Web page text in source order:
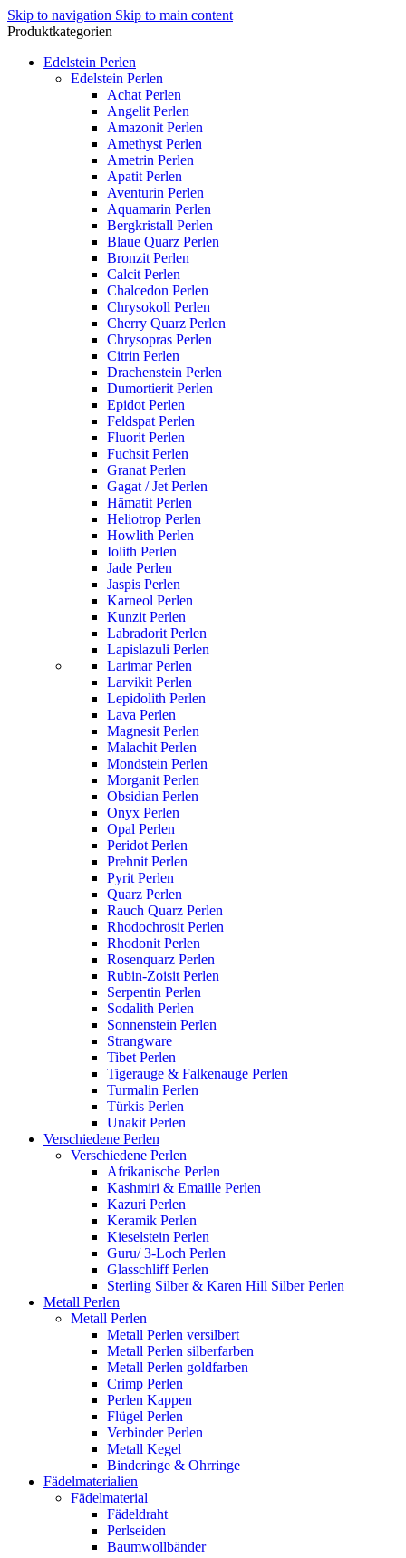
Skip to navigation Skip to main content
Produktkategorien
Edelstein Perlen
Edelstein Perlen
Achat Perlen
Angelit Perlen
Amazonit Perlen
Amethyst Perlen
Ametrin Perlen
Apatit Perlen
Aventurin Perlen
Aquamarin Perlen
Bergkristall Perlen
Blaue Quarz Perlen
Bronzit Perlen
Calcit Perlen
Chalcedon Perlen
Chrysokoll Perlen
Cherry Quarz Perlen
Chrysopras Perlen
Citrin Perlen
Drachenstein Perlen
Dumortierit Perlen
Epidot Perlen
Feldspat Perlen
Fluorit Perlen
Fuchsit Perlen
Granat Perlen
Gagat / Jet Perlen
Hämatit Perlen
Heliotrop Perlen
Howlith Perlen
Iolith Perlen
Jade Perlen
Jaspis Perlen
Karneol Perlen
Kunzit Perlen
Labradorit Perlen
Lapislazuli Perlen
Larimar Perlen
Larvikit Perlen
Lepidolith Perlen
Lava Perlen
Magnesit Perlen
Malachit Perlen
Mondstein Perlen
Morganit Perlen
Obsidian Perlen
Onyx Perlen
Opal Perlen
Peridot Perlen
Prehnit Perlen
Pyrit Perlen
Quarz Perlen
Rauch Quarz Perlen
Rhodochrosit Perlen
Rhodonit Perlen
Rosenquarz Perlen
Rubin-Zoisit Perlen
Serpentin Perlen
Sodalith Perlen
Sonnenstein Perlen
Strangware
Tibet Perlen
Tigerauge & Falkenauge Perlen
Turmalin Perlen
Türkis Perlen
Unakit Perlen
Verschiedene Perlen
Verschiedene Perlen
Afrikanische Perlen
Kashmiri & Emaille Perlen
Kazuri Perlen
Keramik Perlen
Kieselstein Perlen
Guru/ 3-Loch Perlen
Glasschliff Perlen
Sterling Silber & Karen Hill Silber Perlen
Metall Perlen
Metall Perlen
Metall Perlen versilbert
Metall Perlen silberfarben
Metall Perlen goldfarben
Crimp Perlen
Perlen Kappen
Flügel Perlen
Verbinder Perlen
Metall Kegel
Binderinge & Ohrringe
Fädelmaterialien
Fädelmaterial
Fädeldraht
Perlseiden
Baumwollbänder